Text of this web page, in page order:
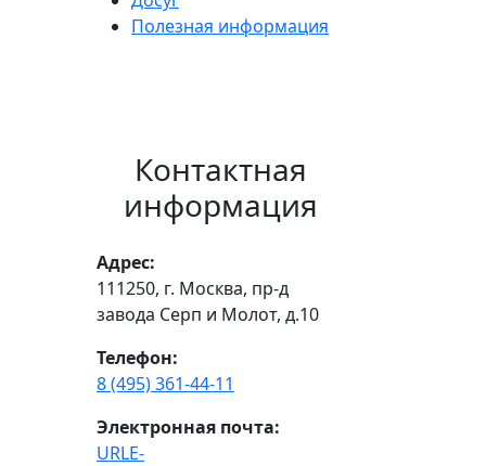
Полезная информация
Контактная
информация
Адрес:
111250, г. Москва, пр-д
завода Серп и Молот, д.10
Телефон:
8 (495) 361-44-11
Электронная почта:
URLE-